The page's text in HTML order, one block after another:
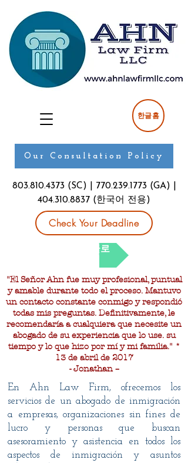
Our Consultation Policy
803.810.4373(SC) | 770.239.1773(GA) |
404.310.8837 (한국어 전용)
한글홈
Check Your Deadline
현재 페이지를 한글로
"El Señor Ahn fue muy profesional, puntual
y amable durante todo el proceso. Mantuvo
un contacto constante conmigo y respondió
todas mis preguntas. Definitivamente, le
recomendaría a cualquiera que necesite un
abogado de su experiencia que lo use. su
tiempo y lo que hizo por mí y mi familia." *
13 de abril de 2017
- Jonathan –
En Ahn Law Firm, ofrecemos los
servicios de un abogado de inmigración
a empresas, organizaciones sin fines de
lucro y personas que buscan
asesoramiento y asistencia en todos los
aspectos de inmigración y asuntos